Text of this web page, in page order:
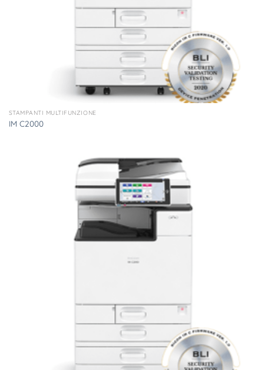
STAMPANTI MULTIFUNZIONE
IM C2000